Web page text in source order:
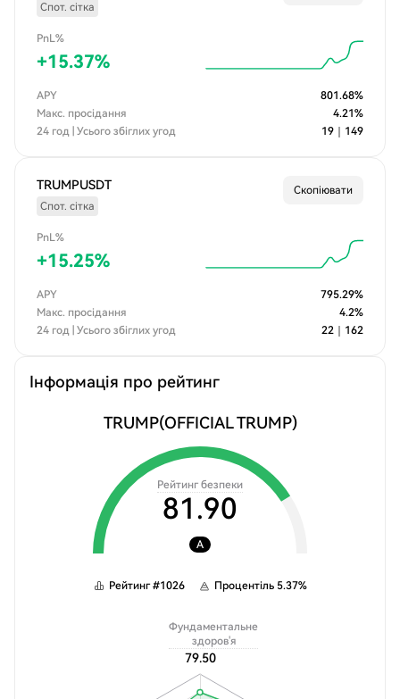
Спот. сітка
PnL%
+15.37%
APY 801.68%
Макс. просідання
4.21%
24 год | Усього збіглих угод
19 149
TRUMPUSDT
Спот. сітка
Скопіювати
PnL%
+15.25%
APY 795.29%
Макс. просідання
4.2%
24 год | Усього збіглих угод
22 162
Інформація про рейтинг
TRUMP(OFFICIAL TRUMP)
Рейтинг безпеки
81.90
A
Рейтинг#1026 Процентіль 5.37%
Фундаментальне
здоров'я
79.50